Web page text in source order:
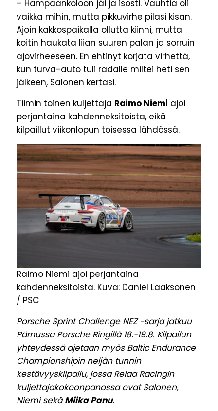
– Hampaankoloon jäi ja isosti. Vauhtia oli
vaikka mihin, mutta pikkuvirhe pilasi kisan.
Ajoin kakkospaikalla ollutta kiinni, mutta
koitin haukata liian suuren palan ja sorruin
ajovirheeseen. En ehtinyt korjata virhettä,
kun turva-auto tuli radalle miltei heti sen
jälkeen, Salonen kertasi.
Tiimin toinen kuljettaja Raimo Niemi ajoi
perjantaina kahdenneksitoista, eikä
kilpaillut viikonlopun toisessa lähdössä.
Raimo Niemi ajoi perjantaina
kahdenneksitoista. Kuva: Daniel Laaksonen
/ PSC
Porsche Sprint Challenge NEZ -sarja jatkuu
Pärnussa Porsche Ringillä 18.-19.8. Kilpailun
yhteydessä ajetaan myös Baltic Endurance
Championshipin neljän tunnin
kestävyyskilpailu, jossa Relaa Racingin
kuljettajakokoonpanossa ovat Salonen,
Niemi sekäMiika Panu.